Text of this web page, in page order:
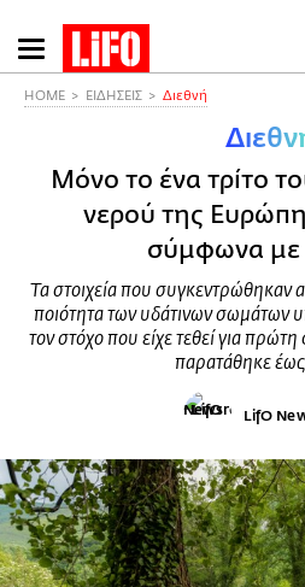
Παράκαμψη
προς
HOME ΕΙΔΗΣΕΙΣ Διεθνή
Μόνο το ένα τρίτο
νερού της
σύμφωνα με
Τα στοιχεία που συγκεντρώθηκαν
ποιότητα των υδάτινων σωμάτων
τον στόχο που είχε τεθεί για πρώτη
παρατάθηκε έως
LifO